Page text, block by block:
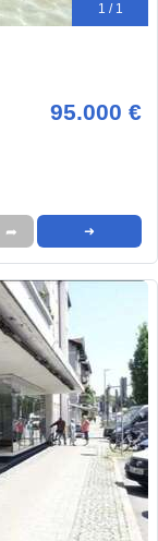
1 / 1
95.000 €
➦ ➜